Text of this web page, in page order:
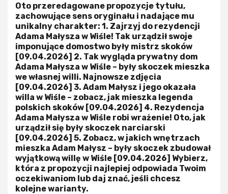
Oto przeredagowane propozycje tytułu,
zachowujące sens oryginału i nadające mu
unikalny charakter: 1. Zajrzyj do rezydencji
Adama Małysza w Wiśle! Tak urządził swoje
imponujące domostwo były mistrz skoków
[09.04.2026] 2. Tak wygląda prywatny dom
Adama Małysza w Wiśle – były skoczek mieszka
we własnej willi. Najnowsze zdjęcia
[09.04.2026] 3. Adam Małysz i jego okazała
willa w Wiśle – zobacz, jak mieszka legenda
polskich skoków [09.04.2026] 4. Rezydencja
Adama Małysza w Wiśle robi wrażenie! Oto, jak
urządził się były skoczek narciarski
[09.04.2026] 5. Zobacz, w jakich wnętrzach
mieszka Adam Małysz – były skoczek zbudował
wyjątkową willę w Wiśle [09.04.2026] Wybierz,
która z propozycji najlepiej odpowiada Twoim
oczekiwaniom lub daj znać, jeśli chcesz
kolejne warianty.